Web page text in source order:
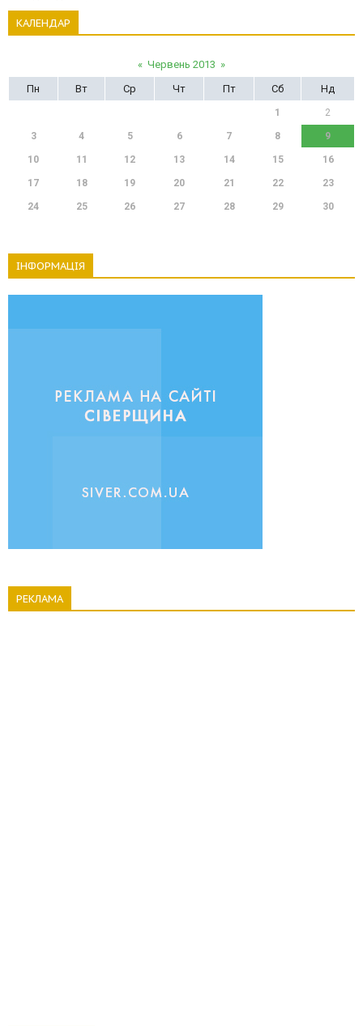
КАЛЕНДАР
« Червень 2013 »
Пн
Вт Ср Чт Пт Сб Нд
1 2
3 4 5 6 7 8 9
10 11 12 13 14 15 16
17 18 19 20 21 22 23
24 25 26 27 28 29 30
ІНФОРМАЦІЯ
РЕКЛАМА